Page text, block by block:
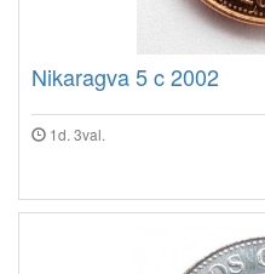
Nikaragva 5 c 2002
1d. 3val.